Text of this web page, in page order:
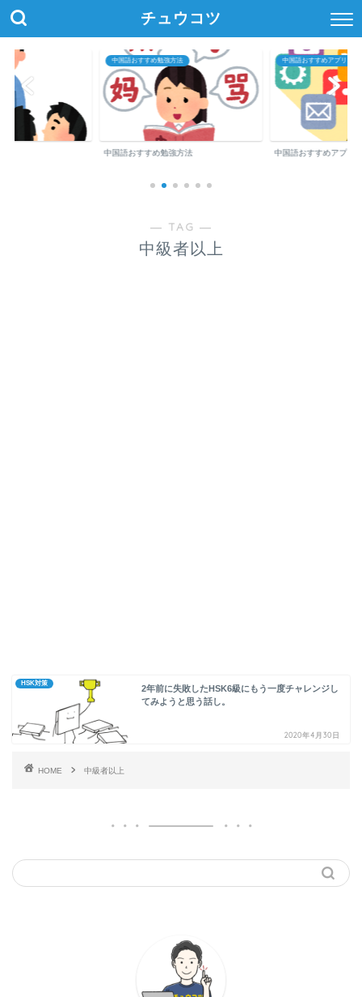
チュウコツ
中国語おすすめ勉強方法
中国語おすすめ勉強方法
中国語おすすめアプリ・参
中国語おすすめアプリ
― TAG ―
中級者以上
HSK対策
2年前に失敗したHSK6級にもう一度チャレンジし
てみようと思う話し。
2020年4月30日
HOME 中級者以上